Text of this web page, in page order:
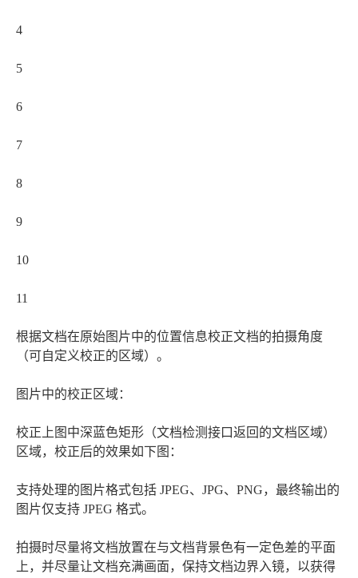
4
5
6
7
8
9
10
11
根据文档在原始图片中的位置信息校正文档的拍摄角度
（可自定义校正的区域）。
图片中的校正区域：
校正上图中深蓝色矩形（文档检测接口返回的文档区域）
区域，校正后的效果如下图：
支持处理的图片格式包括 JPEG、JPG、PNG，最终输出的
图片仅支持 JPEG 格式。
拍摄时尽量将文档放置在与文档背景色有一定色差的平面
上，并尽量让文档充满画面，保持文档边界入镜，以获得